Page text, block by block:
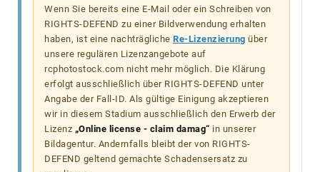
Wenn Sie bereits eine E-Mail oder ein Schreiben von
RIGHTS-DEFEND zu einer Bildverwendung erhalten
haben, ist eine nachträgliche Re-Lizenzierung über
unsere regulären Lizenzangebote auf
rcphotostock.com nicht mehr möglich. Die Klärung
erfolgt ausschließlich über RIGHTS-DEFEND unter
Angabe der Fall-ID. Als gültige Einigung akzeptieren
wir in diesem Stadium ausschließlich den Erwerb der
Lizenz „Online license - claim damag“ in unserer
Bildagentur. Andernfalls bleibt der von RIGHTS-
DEFEND geltend gemachte Schadensersatz zu